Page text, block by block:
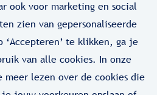
ook voor marketing en social
zien van gepersonaliseerde
‘Accepteren’ te klikken, ga je
van alle cookies. In onze
meer lezen over de cookies die